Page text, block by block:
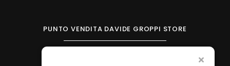
PUNTO VENDITA DAVIDE GROPPI STORE